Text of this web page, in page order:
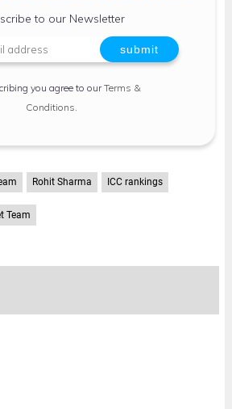
to our Newsletter
you agree to ourTerms &
Conditions
Rohit Sharma ICC rankings
Team